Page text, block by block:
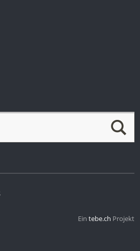
Ein tebe.ch Projekt